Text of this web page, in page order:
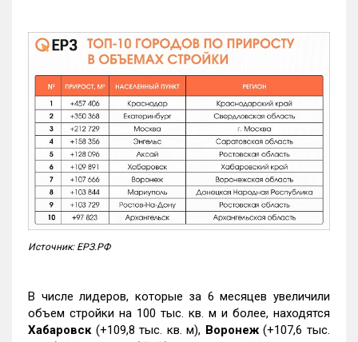
Источник: ЕРЗ.РФ
В числе лидеров, которые за 6 месяцев увеличили
объем стройки на 100 тыс. кв. м и более, находятся
Хабаровск (+109,8 тыс. кв. м), Воронеж(+107,6 тыс.